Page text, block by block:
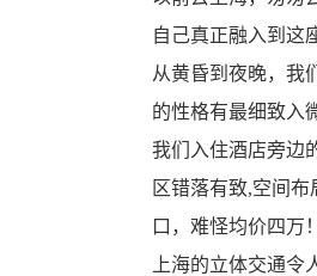
自己真正融入到这
从黄昏到夜晚，我
的性格有最细致入
我们入住酒店旁边
区错落有致,空间
口，难怪均价四万
上海的立体交通